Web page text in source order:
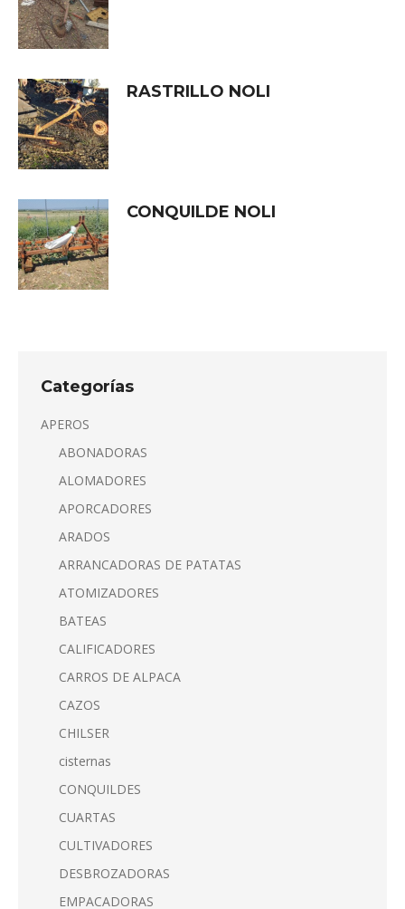
RASTRILLO NOLI
CONQUILDE NOLI
Categorías
APEROS
ABONADORAS
ALOMADORES
APORCADORES
ARADOS
ARRANCADORAS DE PATATAS
ATOMIZADORES
BATEAS
CALIFICADORES
CARROS DE ALPACA
CAZOS
CHILSER
cisternas
CONQUILDES
CUARTAS
CULTIVADORES
DESBROZADORAS
EMPACADORAS